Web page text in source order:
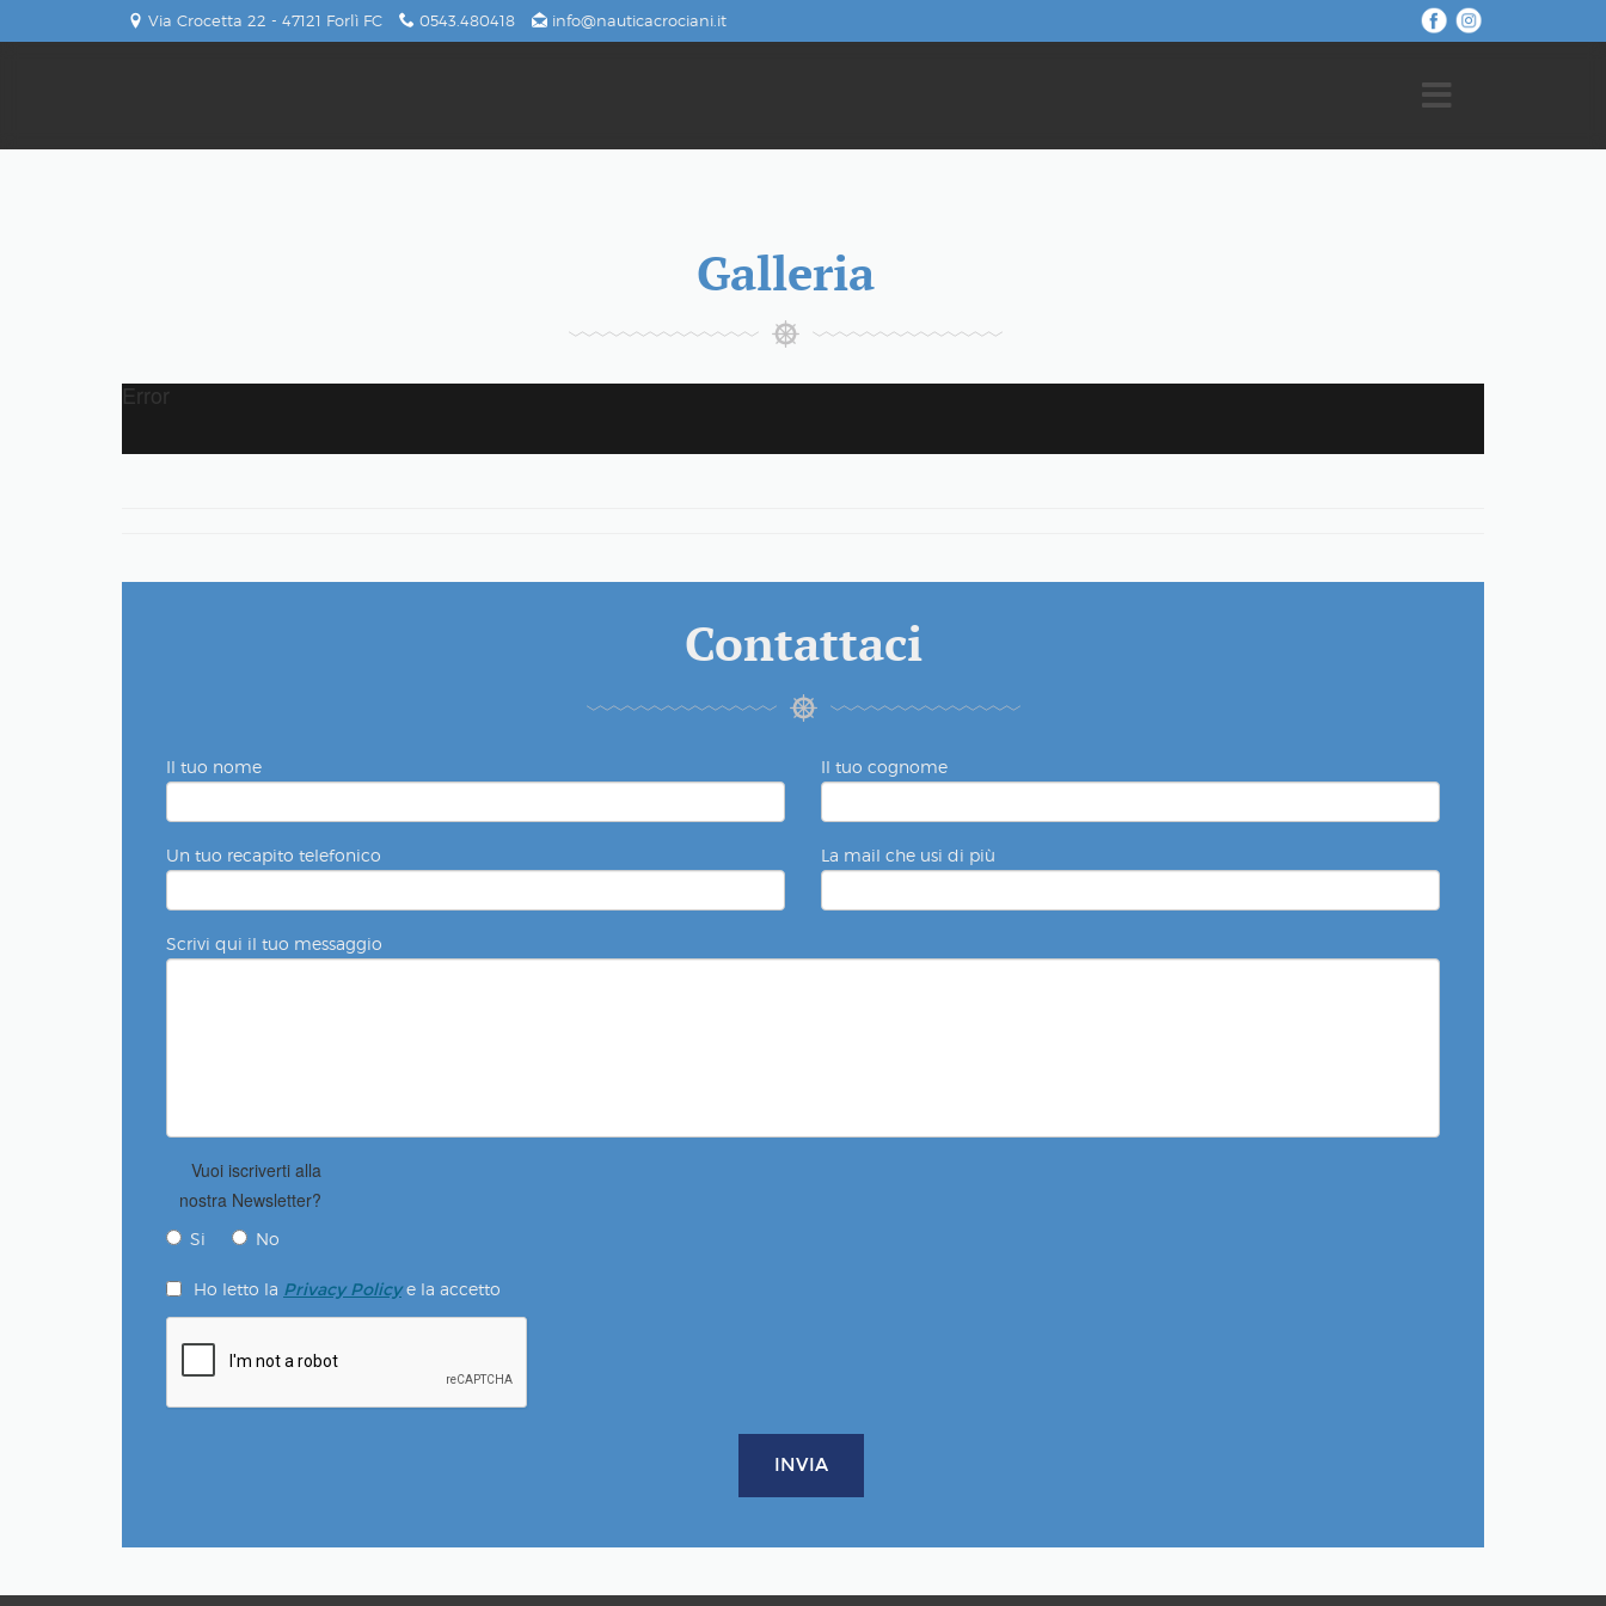
Via Crocetta 22 - 47121 Forlì FC 0543.480418 info@nauticacrociani.it
Galleria
Error
Contattaci
Il tuo nome Il tuo cognome
Un tuo recapito telefonico La mail che usi di più
Scrivi qui il tuo messaggio
Vuoi iscriverti alla
nostra Newsletter?
Si No
Ho letto la Privacy Policye la accetto
INVIA